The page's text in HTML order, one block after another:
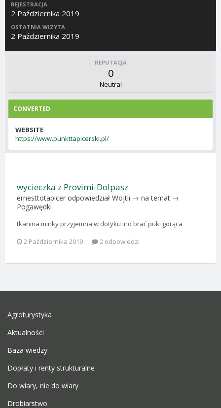
REJESTRACJA
2 Października 2019
OSTATNIA WIZYTA
2 Października 2019
REPUTACJA
0
Neutral
CONVERTED
WEBSITE
https://www.punkttapicerski.pl/
wycieczka z Provimi-Dolpasz
ernesttotapicer odpowiedział Wojtii → na temat →
Pogawędki
tkanina minky przyjemna w dotyku ino brać puki gorąca
2 Października 2019
2 odpowiedzi
Agroturystyka
Aktualności
Baza wiedzy
Dopłaty i renty strukturalne
Do wiary, nie do wiary
Drobiarstwo